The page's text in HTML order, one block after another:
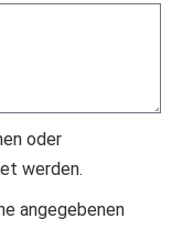
oder
werden.
angegebenen